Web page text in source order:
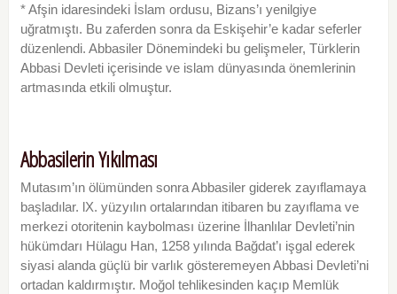
* Afşin idaresindeki İslam ordusu, Bizans’ı yenilgiye
uğratmıştı. Bu zaferden sonra da Eskişehir’e kadar seferler
düzenlendi. Abbasiler Dönemindeki bu gelişmeler, Türklerin
Abbasi Devleti içerisinde ve islam dünyasında önemlerinin
artmasında etkili olmuştur.
Abbasilerin Yıkılması
Mutasım’ın ölümünden sonra Abbasiler giderek zayıflamaya
başladılar. lX. yüzyılın ortalarından itibaren bu zayıflama ve
merkezi otoritenin kaybolması üzerine İlhanlılar Devleti’nin
hükümdarı Hülagu Han, 1258 yılında Bağdat’ı işgal ederek
siyasi alanda güçlü bir varlık gösteremeyen Abbasi Devleti’ni
ortadan kaldırmıştır. Moğol tehlikesinden kaçıp Memlük